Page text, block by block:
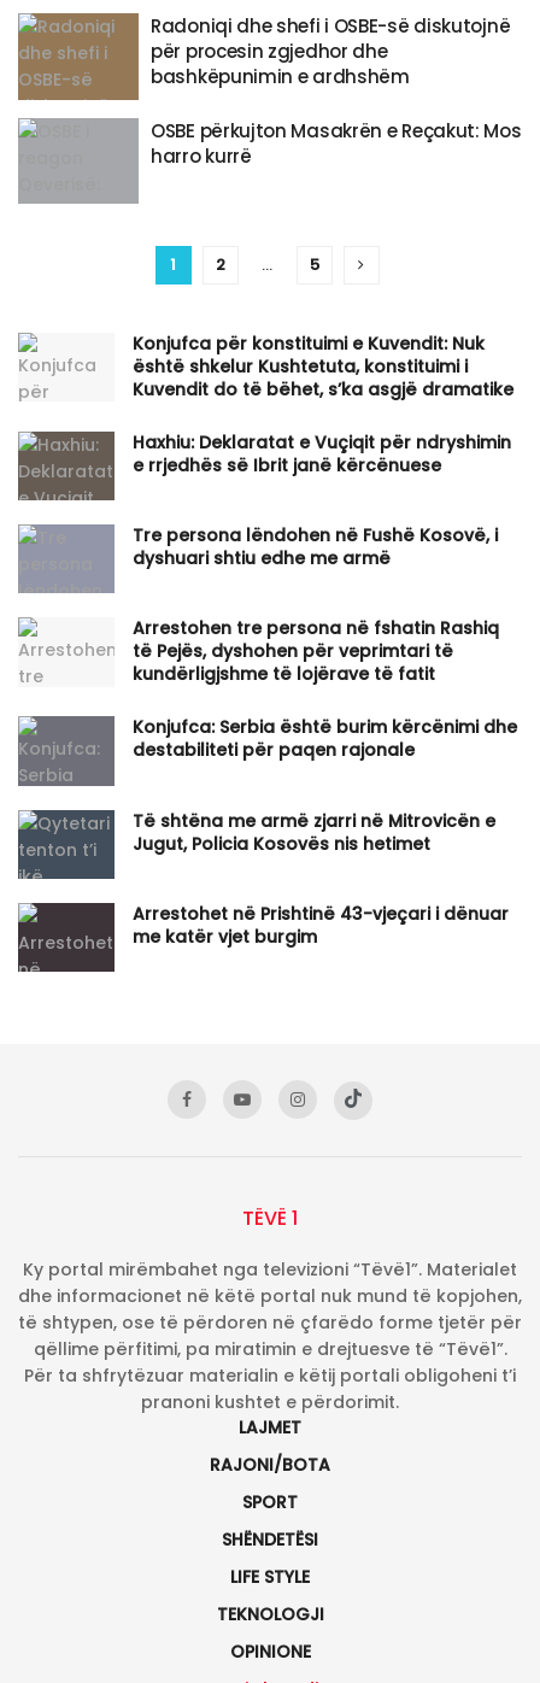
Radoniqi dhe shefi i OSBE-së diskutojnë
për procesin zgjedhor dhe
bashkëpunimin e ardhshëm
OSBE përkujton Masakrën e Reçakut: Mos
harro kurrë
1 2 … 5
Konjufca për konstituimi e Kuvendit: Nuk
është shkelur Kushtetuta, konstituimi i
Kuvendit do të bëhet, s’ka asgjë dramatike
Haxhiu: Deklaratat e Vuçiqit për ndryshimin
e rrjedhës së Ibrit janë kërcënuese
Tre persona lëndohen në Fushë Kosovë, i
dyshuari shtiu edhe me armë
Arrestohen tre persona në fshatin Rashiq
të Pejës, dyshohen për veprimtari të
kundërligjshme të lojërave të fatit
Konjufca: Serbia është burim kërcënimi dhe
destabiliteti për paqen rajonale
Të shtëna me armë zjarri në Mitrovicën e
Jugut, Policia Kosovës nis hetimet
​Arrestohet në Prishtinë 43-vjeçari i dënuar
me katër vjet burgim
TËVË 1
Ky portal mirëmbahet nga televizioni “Tëvë1”. Materialet
dhe informacionet në këtë portal nuk mund të kopjohen,
të shtypen, ose të përdoren në çfarëdo forme tjetër për
qëllime përfitimi, pa miratimin e drejtuesve të “Tëvë1”.
Për ta shfrytëzuar materialin e këtij portali obligoheni t’i
pranoni kushtet e përdorimit.
LAJMET
RAJONI/BOTA
SPORT
SHËNDETËSI
LIFE STYLE
TEKNOLOGJI
OPINIONE